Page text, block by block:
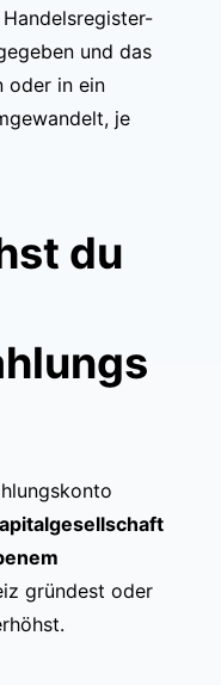
und das
oder in ein
je
du
gründest oder